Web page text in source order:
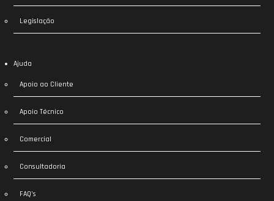
Legislação
Ajuda
Apoio ao Cliente
Apoio Técnico
Comercial
Consultadoria
FAQ’s